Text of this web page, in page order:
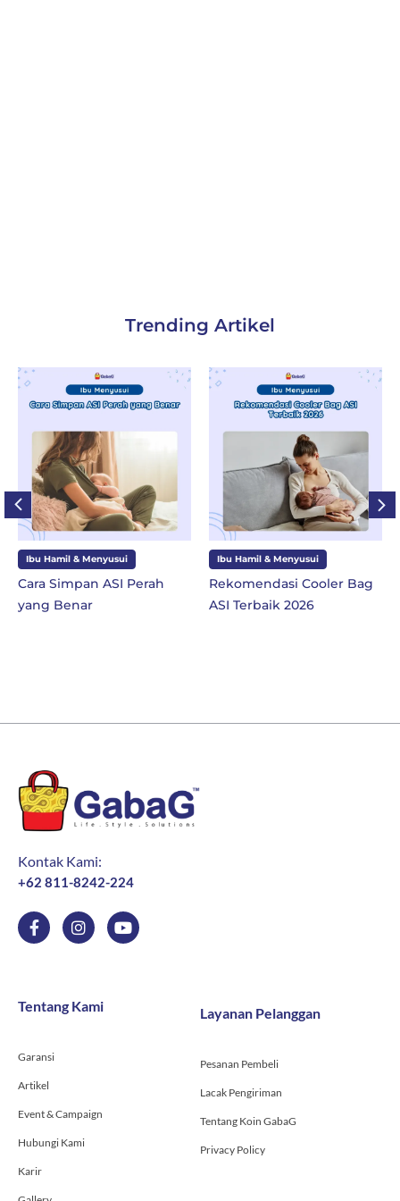
Trending Artikel
Ibu Hamil & Menyusui
Cara Simpan ASI Perah
yang Benar
Ibu Hamil & Menyusui
Rekomendasi Cooler Bag
ASI Terbaik 2026
Kontak Kami:
+62 811-8242-224
F
a
c
o
f
I
n
s
g
r
Y
o
u
Tentang Kami
Garansi
Artikel
Event & Campaign
Hubungi Kami
Karir
Layanan Pelanggan
Pesanan Pembeli
Lacak Pengiriman
Tentang Koin GabaG
Privacy Policy